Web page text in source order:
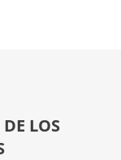
LOS